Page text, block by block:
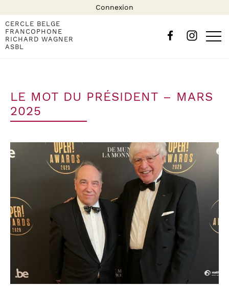
Connexion
CERCLE BELGE
FRANCOPHONE
RICHARD WAGNER
ASBL
LE MOT DU PRÉSIDENT – MARS
2025